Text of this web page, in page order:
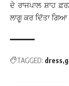
ਦੇ ਰਾਜਪਾਲ ਸ਼ਾਹ
ਲਾਗੂ ਕਰ ਦਿੱਤਾ ਗਿਆ
TAGGED: dress